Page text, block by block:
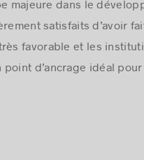
majeure dans le
satisfaits d’avoir
favorable et les
d’ancrage idéal